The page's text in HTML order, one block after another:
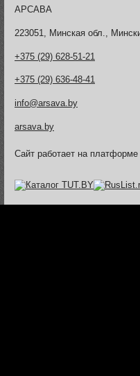
АРСАВА
223051, Минская обл.,
+375 (29) 628-51-21
+375 (29) 636-48-41
info@arsava.by
arsava.by
Сайт работает на платформе